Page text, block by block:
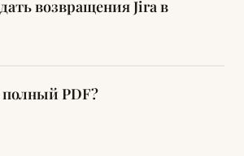
возвращения Jira в
полный PDF?